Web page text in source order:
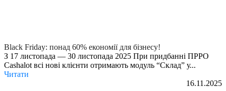
Black Friday: понад 60% економії для бізнесу!
З 17 листопада — 30 листопада 2025 При придбанні ПРРО
Cashalot всі нові клієнти отримають модуль “Склад” у...
Читати
16.11.2025